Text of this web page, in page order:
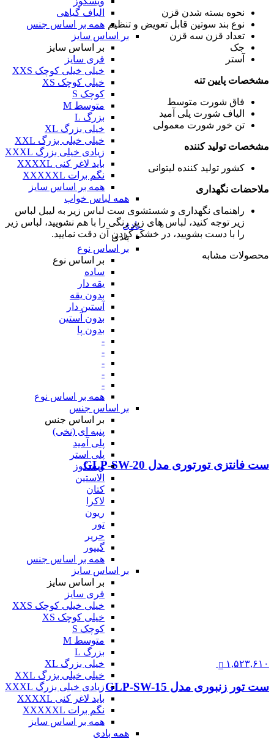
الیاف گیاهی
همه بر اساس جنس
بر اساس سایز
بر اساس سایز
فری سایز
خیلی خیلی کوچک XXS
خیلی کوچک XS
کوچک S
متوسط M
بزرگ L
خیلی بزرگ XL
خیلی خیلی بزرگ XXL
زیادی خیلی بزرگ XXXL
باید لاغر کنی XXXXL
نگم برات XXXXXL
همه بر اساس سایز
همه لباس خواب
بادی
بادی
بر اساس نوع
بر اساس نوع
ساده
یقه دار
بدون یقه
آستین دار
بدون آستین
بدون پا
-
-
-
-
-
همه بر اساس نوع
بر اساس جنس
بر اساس جنس
پنبه ای (نخی)
پلی آمید
پلی استر
ویسکوز
الاستین
کتان
لاکرا
ریون
تور
حریر
گیپور
همه بر اساس جنس
بر اساس سایز
بر اساس سایز
فری سایز
خیلی خیلی کوچک XXS
خیلی کوچک XS
کوچک S
متوسط M
بزرگ L
خیلی بزرگ XL
خیلی خیلی بزرگ XXL
زیادی خیلی بزرگ XXXL
باید لاغر کنی XXXXL
نگم برات XXXXXL
همه بر اساس سایز
همه بادی
نحوه بسته شدن قزن
نوع بند سوتین قابل تعویض و تنظیم
تعداد قزن سه قزن
جک
آستر
مشخصات پایین تنه
فاق شورت متوسط
الیاف شورت پلی آمید
تن خور شورت معمولی
مشخصات تولید کننده
کشور تولید کننده لیتوانی
ملاحضات نگهداری
راهنمای نگهداری و شستشوی ست لباس زیر به لیبل لباس
زیر توجه کنید، لباس های زیر رنگی را با هم نشویید، لباس زیر
را با دست بشویید، در خشک کردن آن دقت نمایید.
محصولات مشابه
ست فانتزی تورتوری مدل GLP-SW-20
۱,۵۲۳,۶۱۰
ست تور زنبوری مدل GLP-SW-15